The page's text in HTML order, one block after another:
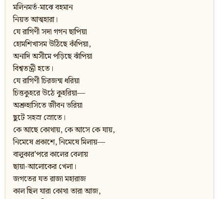
মলিনমর্ত-মাঝে বহমান
নিয়ত আত্মহারা।
যে রাগিণী সদা গগন ছাপিয়া
হোমশিখাসম উঠিছে কাঁপিয়া,
অনাদি অসীমে পড়িছে ঝাঁপিয়া
বিশ্বতন্ত্রী হতে।
যে রাগিণী চিরজন্ম ধরিয়া
চিত্তকুহরে উঠে কুহরিয়া—
অশ্রুহাসিতে জীবন ভরিয়া
ছুটে সহস্র স্রোতে।
কে আছে কোথায়, কে আসে কে যায়,
নিমেষে প্রকাশে, নিমেষে মিলায়—
বালুকার’পরে কালের বেলায়
ছায়া-আলোকের খেলা।
জগতের যত রাজা মহারাজ
কাল ছিল যারা কোথা তারা আজ,